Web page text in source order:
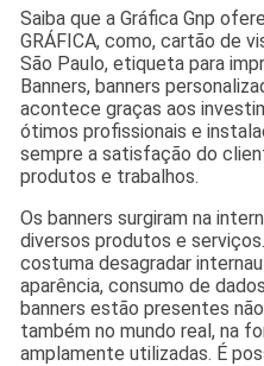
Saiba que a Gráfica Gnp
GRÁFICA, como, cartão de
São Paulo, etiqueta para
Banners, banners
acontece graças aos
ótimos profissionais e
sempre a satisfação do
produtos e trabalhos.
Os banners surgiram na
diversos produtos e
costuma desagradar
aparência, consumo de
banners estão presentes
também no mundo real, na
amplamente utilizadas. É